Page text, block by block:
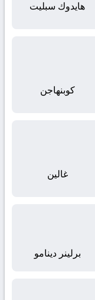
هايدوك سبليت
كوبنهاجن
غالين
برلينر دينامو